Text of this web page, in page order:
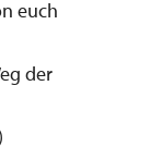
euch
der